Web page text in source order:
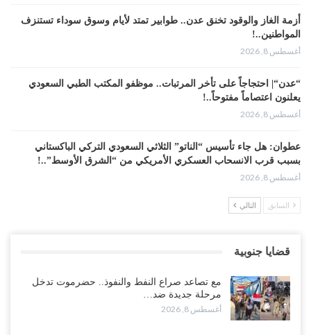
أزمة الغاز والوقود تخنق عدن.. طوابير تمتد لأيام وسوق سوداء تستنزف
المواطنين..!
أغسطس 8, 2026
“عدن“| احتجاجاً على تأخر المرتبات.. موظفو المكتب الطبي السعودي
يعلنون اعتصاماً مفتوحاً..!
أغسطس 8, 2026
عطوان: هل جاء تأسيس “الناتو” الثلاثي السعودي التركي الباكستاني
بسبب قرب الانسحاب العسكري الأمريكي من “الشرق الأوسط”..!
أغسطس 8, 2026
من حضرموت إلى عدن.. الانتقالي يصعّد ضد السعودية بعصيان مدني
إسكات الصوت الحضرمي..!
أغسطس 8, 2026
السابق التالي
قضايا جنوبية
مع تصاعد صراع النفط والنفوذ.. حضرموت تدخل
مرحلة جديدة ضد…
أغسطس 8, 2026